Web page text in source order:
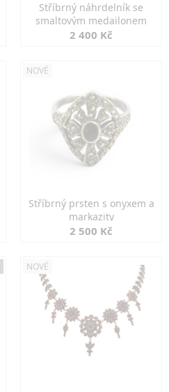
Stříbrný náhrdelník se
smaltovým medailonem
2 400 Kč
NOVÉ
Stříbrný prsten s onyxem a
markazity
2 500 Kč
NOVÉ